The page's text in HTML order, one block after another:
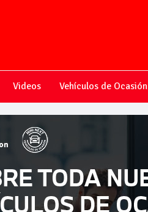
Videos Vehículos de Ocasión